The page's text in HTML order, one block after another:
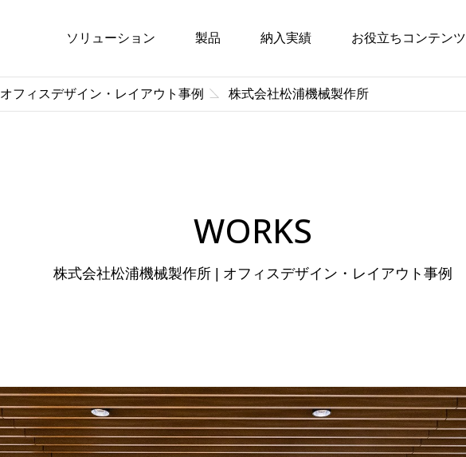
ソリューション 製品 納入実績 お役立ちコンテンツ
オフィスデザイン・レイアウト事例 株式会社松浦機械製作所
WORKS
株式会社松浦機械製作所 | オフィスデザイン・レイアウト事例